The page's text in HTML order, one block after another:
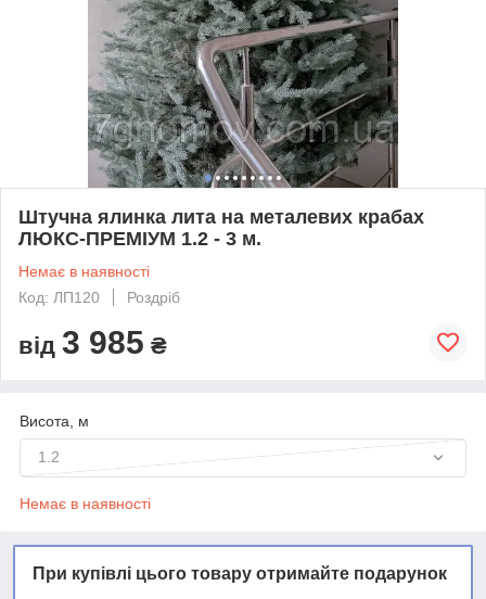
Штучна ялинка лита на металевих крабах
ЛЮКС-ПРЕМІУМ 1.2 - 3 м.
Немає в наявності
Код: ЛП120
Роздріб
від 3 985 ₴
Висота, м
1.2
Немає в наявності
При купівлі цього товару отримайте подарунок